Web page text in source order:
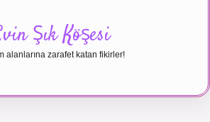
Şık Köşesi
alanlarına zarafet katan fikirler!